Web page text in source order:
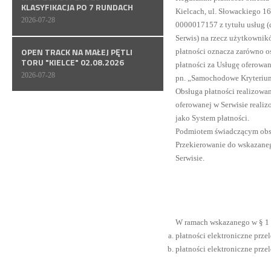
KLASYFIKACJA PO 7 RUNDACH
2026-07-28
OPEN TRACK NA MAŁEJ PĘTLI
TORU "KIELCE" 02.08.2026
2026-07-28
Kielcach, ul. Słowackiego
0000017157 z tytułu usług
Serwis) na rzecz
płatności oznacza zarówno
płatności za Usługę
pn. „Samochodowe
Obsługa płatności
oferowanej w Serwisie
jako System płatności.
Podmiotem świadczącym
Przekierowanie do
Serwisie.
W ramach wskazanego w §
płatności elektroniczne
płatności elektroniczne